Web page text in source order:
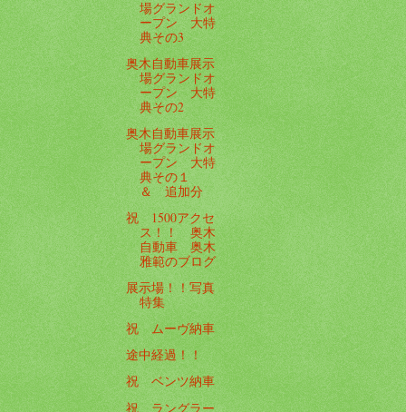
場グランドオ
ープン 大特
典その3
奥木自動車展示
場グランドオ
ープン 大特
典その2
奥木自動車展示
場グランドオ
ープン 大特
典その１
＆ 追加分
祝 1500アクセ
ス！！ 奥木
自動車 奥木
雅範のブログ
展示場！！写真
特集
祝 ムーヴ納車
途中経過！！
祝 ベンツ納車
祝 ラングラー